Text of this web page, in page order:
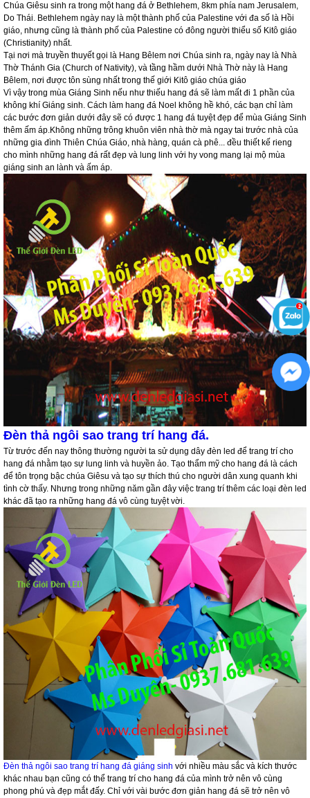
Chúa Giêsu sinh ra trong một hang đá ở Bethlehem, 8km phía nam Jerusalem,
Do Thái. Bethlehem ngày nay là một thành phố của Palestine với đa số là Hồi
giáo, nhưng cũng là thành phố của Palestine có đông người thiểu số Kitô giáo
(Christianity) nhất.
Tại nơi mà truyền thuyết gọi là Hang Bêlem nơi Chúa sinh ra, ngày nay là Nhà
Thờ Thánh Gia (Church of Nativity), và tầng hầm dưới Nhà Thờ này là Hang
Bêlem, nơi được tôn sùng nhất trong thế giới Kitô giáo chúa giáo
Vì vậy trong mùa Giáng Sinh nếu như thiếu hang đá sẽ làm mất đi 1 phần của
không khí Giáng sinh. Cách làm hang đá Noel không hề khó, các bạn chỉ làm
các bước đơn giản dưới đây sẽ có được 1 hang đá tuyệt đẹp để mùa Giáng Sinh
thêm ấm áp.Không những trông khuôn viên nhà thờ mà ngay tai trước nhà của
những gia đình Thiên Chúa Giáo, nhà hàng, quán cà phê... đều thiết kế rieng
cho mình những hang đá rất đẹp và lung linh với hy vong mang lại mộ mùa
giáng sinh an lành và ấm áp.
Đèn thả ngôi sao trang trí hang đá.
Từ trước đến nay thông thường người ta sử dụng dây đèn led để trang trí cho
hang đá nhằm tạo sự lung linh và huyền ảo. Tạo thẩm mỹ cho hang đá là cách
để tôn trọng bậc chúa Giêsu và tạo sự thích thú cho người dân xung quanh khi
tình cờ thấy. Nhưng trong những năm gần đây việc trang trí thêm các loại đèn led
khác đã tạo ra những hang đá vô cùng tuyệt vời.
Đèn thả ngôi sao trang trí hang đá giáng sinh với nhiều màu sắc và kích thước
khác nhau bạn cũng có thể trang trí cho hang đá của mình trở nên vô cùng
phong phú và đẹp mắt đấy. Chỉ với vài bước đơn giản hang đá sẽ trở nên vô